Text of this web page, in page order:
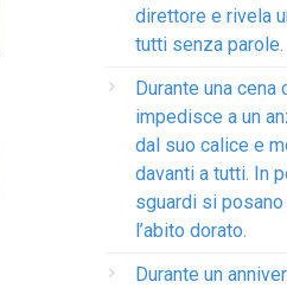
direttore e rivela
tutti senza parole.
Durante una cena
impedisce a un
dal suo calice e
davanti a tutti. In
sguardi si
l’abito dorato.
Durante un